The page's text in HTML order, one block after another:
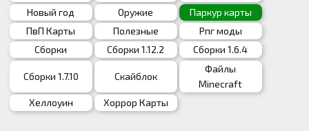
Новый год
Оружие
Паркур карты
ПвП Карты
Полезные
Рпг моды
Сборки
Сборки 1.12.2 Сборки 1.6.4
Сборки 1.7.10 Скайблок
Файлы
Minecraft
Хеллоуин
Хоррор Карты